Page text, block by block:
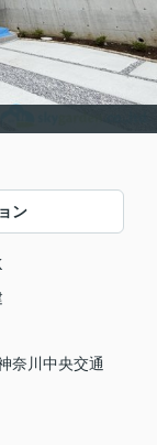
ン
奈川中央交通